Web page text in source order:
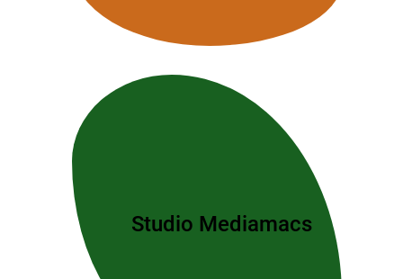
Studio Mediamacs